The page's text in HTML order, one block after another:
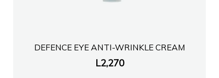
DEFENCE EYE ANTI-WRINKLE CREAM
L2,270